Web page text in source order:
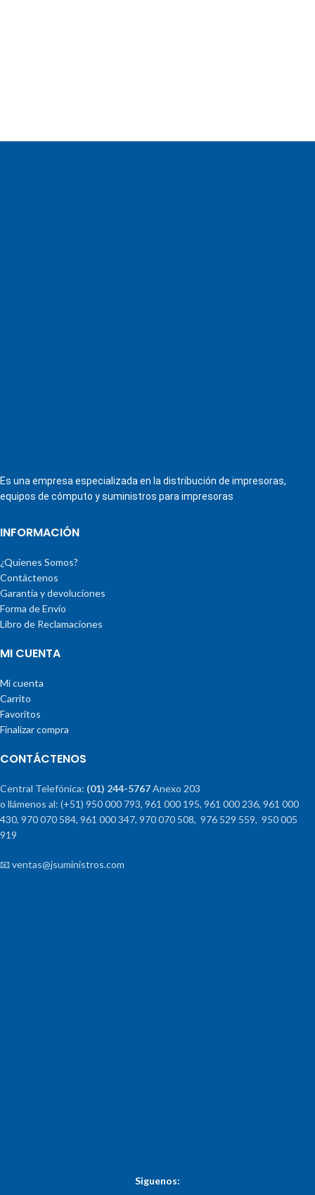
Es una empresa especializada en la distribución de impresoras,
equipos de cómputo y suministros para impresoras
INFORMACIÓN
¿Quienes Somos?
Contáctenos
Garantía y devoluciones
Forma de Envío
Libro de Reclamaciones
MI CUENTA
Mi cuenta
Carrito
Favoritos
Finalizar compra
CONTÁCTENOS
Central Telefónica: (01) 244-5767Anexo 203
o llámenos al: (+51) 950 000 793, 961 000 195, 961 000 236, 961 000
430, 970 070 584, 961 000 347, 970 070 508, 976 529 559, 950 005
919
📧 ventas@jsuministros.com
Siguenos: